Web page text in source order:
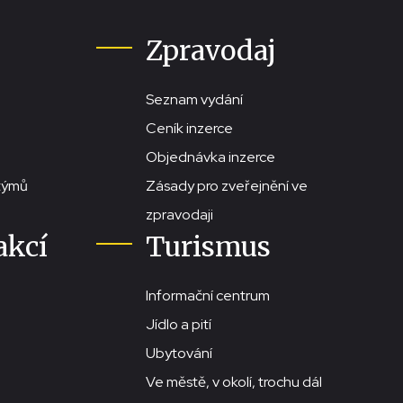
Zpravodaj
Seznam vydání
Ceník inzerce
Objednávka inzerce
Zásady pro zveřejnění ve
zpravodaji
Turismus
Informační centrum
Jídlo a pití
Ubytování
Ve městě, v okolí, trochu dál